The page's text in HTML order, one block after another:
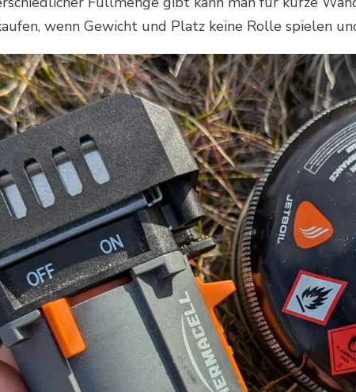
wenn Gewicht und Platz keine Rolle spielen